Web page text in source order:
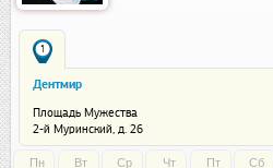
1
Дентмир
Площадь Мужества
2-й Муринский, д. 26
Пн
Вт
Ср
Чт
Пт
Сб